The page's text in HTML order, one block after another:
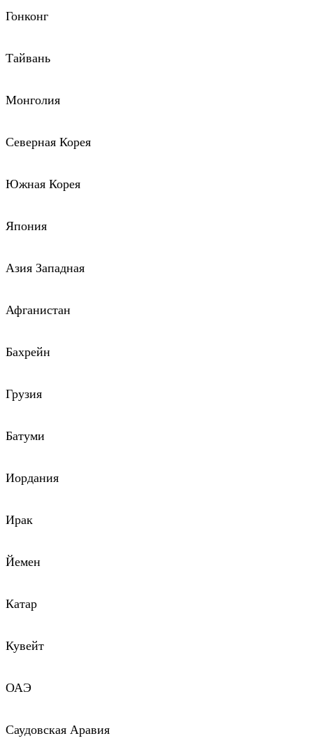
Гонконг
Тайвань
Монголия
Северная Корея
Южная Корея
Япония
Азия Западная
Афганистан
Бахрейн
Грузия
Батуми
Иордания
Ирак
Йемен
Катар
Кувейт
ОАЭ
Саудовская Аравия